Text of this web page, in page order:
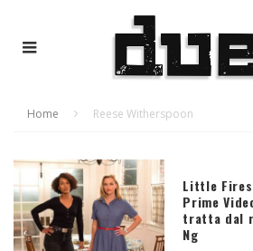
Home Reese Witherspoon
Little Fires
Prime
tratta dal
Ng